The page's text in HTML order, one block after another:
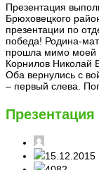
Презентация
Брюховецкого
презентации по
победа! Родина-
прошла мимо моей
Корнилов Николай
Оба вернулись с
– первый слева.
15.12.2015